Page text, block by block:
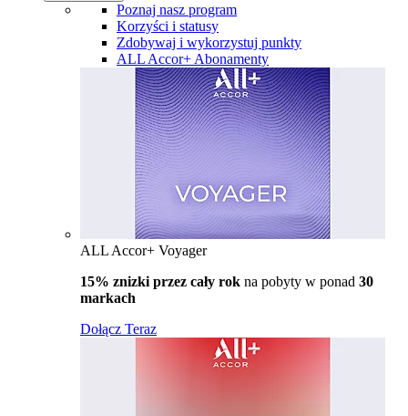
Poznaj nasz program
Korzyści i statusy
Zdobywaj i wykorzystuj punkty
ALL Accor+ Abonamenty
ALL Accor+ Voyager
15% znizki przez cały rok na pobyty w ponad 30
markach
Dołącz Teraz